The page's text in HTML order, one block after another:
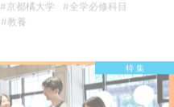
#京都橘大学
#全学必修科目
#教養
特 集